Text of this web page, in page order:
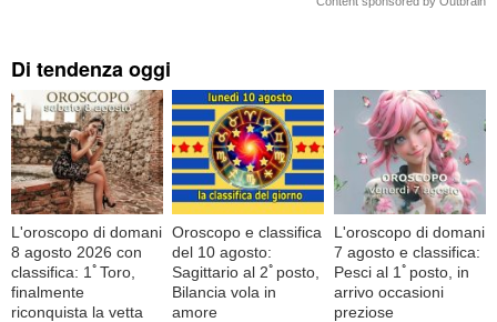
Di tendenza oggi
L'oroscopo di domani
8 agosto 2026 con
classifica: 1ﾟToro,
finalmente
riconquista la vetta
Oroscopo e classifica
del 10 agosto:
Sagittario al 2ﾟposto,
Bilancia vola in
amore
L'oroscopo di domani
7 agosto e classifica:
Pesci al 1ﾟposto, in
arrivo occasioni
preziose